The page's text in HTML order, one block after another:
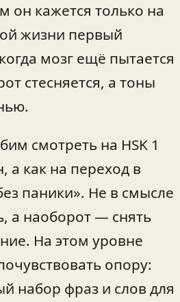
он кажется только на
жизни первый
мозг ещё пытается
стесняется, а тоны
смотреть на HSK 1
а как на переход в
паники». Не в смысле
а наоборот — снять
На этом уровне
опору:
набор фраз и слов для